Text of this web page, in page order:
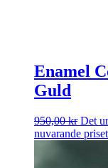
Enamel
Guld
950,00kr Det
nuvarande